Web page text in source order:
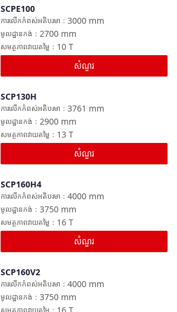
SCPE100
3000 mm
ការលើកកំពស់អតិបរមា ：
2700 mm
មូលដ្ឋានកង់ ：
10 T
សមត្ថភាពវាយតម្លៃ ：
សំណួរ
SCP130H
3761 mm
ការលើកកំពស់អតិបរមា ：
2900 mm
មូលដ្ឋានកង់ ：
13 T
សមត្ថភាពវាយតម្លៃ ：
សំណួរ
SCP160H4
4000 mm
ការលើកកំពស់អតិបរមា ：
3750 mm
មូលដ្ឋានកង់ ：
16 T
សមត្ថភាពវាយតម្លៃ ：
សំណួរ
SCP160V2
4000 mm
ការលើកកំពស់អតិបរមា ：
3750 mm
មូលដ្ឋានកង់ ：
សមត្ថភាពវាយតម្លៃ ：